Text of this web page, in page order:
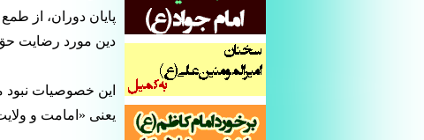
پایان دوران، از
دین مورد رضایت حق
این خصوصیات نبود
یعنی «امامت و